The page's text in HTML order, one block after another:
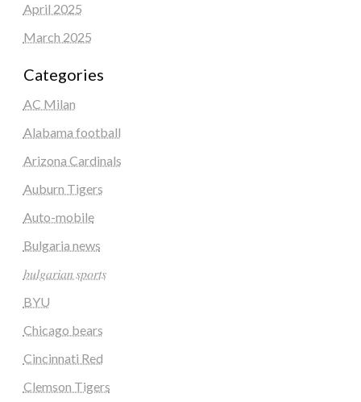
April 2025
March 2025
Categories
AC Milan
Alabama football
Arizona Cardinals
Auburn Tigers
Auto-mobile
Bulgaria news
𝑏𝑢𝑙𝑔𝑎𝑟𝑖𝑎𝑛 𝑠𝑝𝑜𝑟𝑡𝑠
BYU
Chicago bears
Cincinnati Red
Clemson Tigers